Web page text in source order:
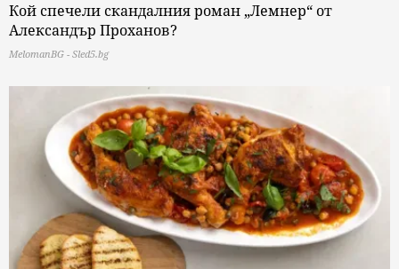
Кой спечели скандалния роман „Лемнер“ от
Александър Проханов?
MelomanBG - Sled5.bg